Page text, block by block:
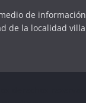
medio de
de la localidad